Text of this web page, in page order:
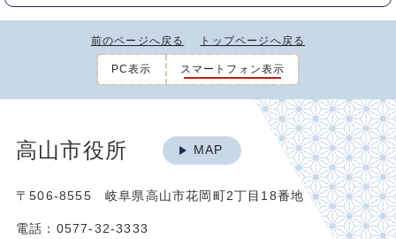
前のページへ戻る トップページへ戻る
PC表示 スマートフォン表示
高山市役所 MAP
〒506-8555 岐阜県高山市花岡町2丁目18番地
電話：0577-32-3333